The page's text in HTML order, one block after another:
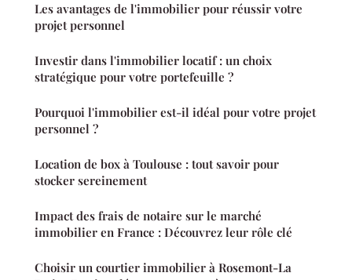
Les avantages de l'immobilier pour réussir votre
projet personnel
Investir dans l'immobilier locatif : un choix
stratégique pour votre portefeuille ?
Pourquoi l'immobilier est-il idéal pour votre projet
personnel ?
Location de box à Toulouse : tout savoir pour
stocker sereinement
Impact des frais de notaire sur le marché
immobilier en France : Découvrez leur rôle clé
Choisir un courtier immobilier à Rosemont-La